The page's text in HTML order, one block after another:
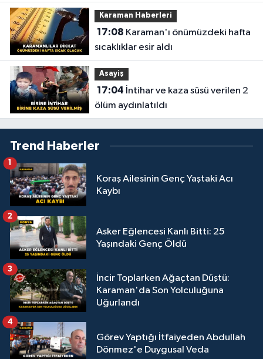
Karaman Haberleri
17:08
sıcaklıklar esir aldı
Asayiş
17:04
ölüm aydınlatıldı
Trend Haberler
Koraş Ailesinin Genç Yaştaki Acı
Kaybı
1
Asker Eğlencesi Kanlı Bitti: 25
Yaşındaki Genç Öldü
2
İncir Toplarken Ağaçtan Düştü:
Karaman'da Son Yolculuğuna
Uğurlandı
3
Görev Yaptığı İtfaiyeden Abdullah
Dönmez'e Duygusal Veda
4